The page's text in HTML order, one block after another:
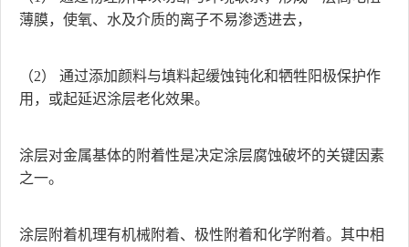
薄膜，使氧、水及介质的离子不易渗透进去，
（2） 通过添加颜料与填料起缓蚀钝化和牺牲阳极保护作
用，或起延迟涂层老化效果。
涂层对金属基体的附着性是决定涂层腐蚀破坏的关键因素
之一。
涂层附着机理有机械附着、极性附着和化学附着。其中相